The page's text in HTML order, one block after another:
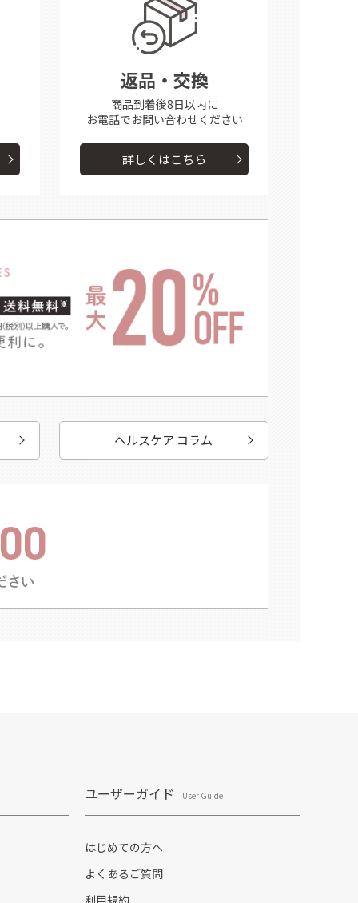
返品・交換
商品到着後8日以内に
お電話でお問い合わせください
詳しくはこちら
ヘルスケア コラム
ユーザーガイド User Guide
はじめての方へ
よくあるご質問
利用規約